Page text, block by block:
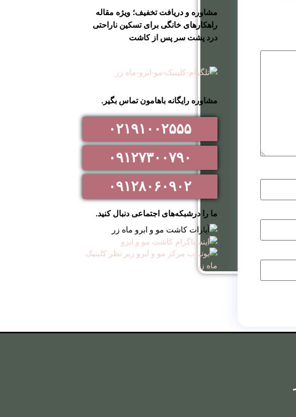
مشاوره و دریافت تخفیف؛ ویژه مقاله
راهکارهای خانگی برای تسکین ناراحتی
درد پشت سر پس از کاشت
مشاوره رایگانه باهامون تماس بگیر.
۰۲۱۹۱۰۰۲۵۵۵
۰۹۱۲۷۳۰۰۷۹۰
۰۹۱۲۸۰۶۰۹۰۲
ما را درشبکه‌های اجتماعی دنبال کنید.